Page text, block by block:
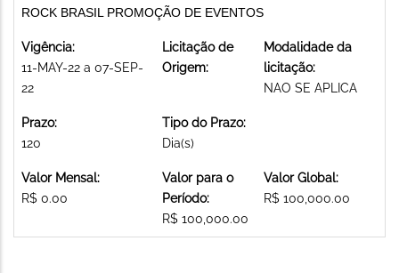
ROCK BRASIL PROMOÇÃO DE EVENTOS
Vigência:
11-MAY-22 a 07-SEP-
22
Licitação de
Origem:
Modalidade da
licitação:
NAO SE APLICA
Prazo:
120
Tipo do Prazo:
Dia(s)
Valor Mensal:
R$ 0.00
Valor para o
Período:
R$ 100,000.00
Valor Global:
R$ 100,000.00